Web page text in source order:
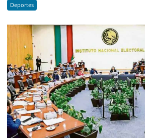
Deportes